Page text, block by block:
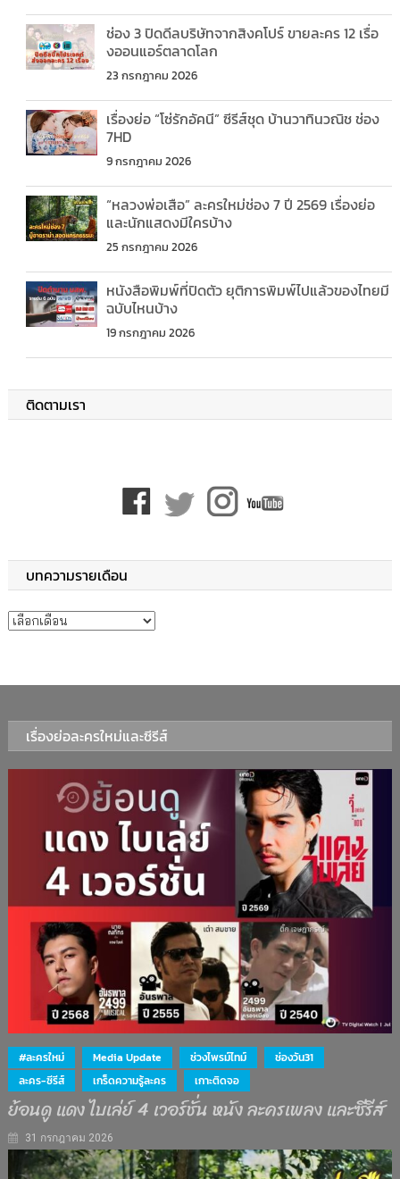
ช่อง 3 ปิดดีลบริษัทจากสิงคโปร์ ขายละคร 12 เรื่อ
งออนแอร์ตลาดโลก
23 กรกฎาคม 2026
เรื่องย่อ “โซ่รักอัคนี” ซีรีส์ชุด บ้านวาทินวณิช ช่อง
7HD
9 กรกฎาคม 2026
“หลวงพ่อเสือ” ละครใหม่ช่อง 7 ปี 2569 เรื่องย่อ
และนักแสดงมีใครบ้าง
25 กรกฎาคม 2026
หนังสือพิมพ์ที่ปิดตัว ยุติการพิมพ์ไปแล้วของไทยมี
ฉบับไหนบ้าง
19 กรกฎาคม 2026
ติดตามเรา
บทความรายเดือน
บทความรายเดือน
เรื่องย่อละครใหม่และซีรีส์
#ละครใหม่ Media Update ช่วงไพรม์ไทม์
ช่องวัน31
ละคร-ซีรีส์
เกร็ดความรู้ละคร เกาะติดจอ
ย้อนดู แดง ไบเล่ย์ 4 เวอร์ชั่น หนัง ละครเพลง และซีรีส์
31 กรกฎาคม 2026